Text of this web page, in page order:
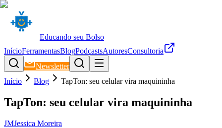
Educando seu Bolso
InícioFerramentasBlogPodcastsAutoresConsultoria
Newsletter
Início
Blog TapTon: seu celular vira maquininha
TapTon: seu celular vira maquininha
JMJessica Moreira